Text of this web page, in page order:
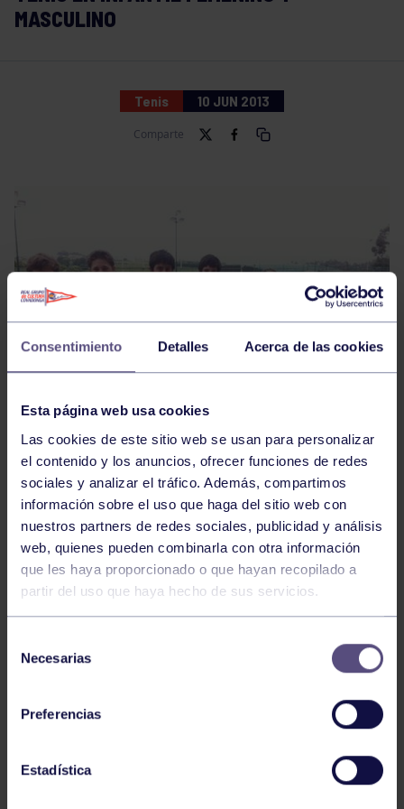
Consentimiento Detalles Acerca de las cookies
Esta página web usa cookies
Las cookies de este sitio web se usan para personalizar
el contenido y los anuncios, ofrecer funciones de redes
sociales y analizar el tráfico. Además, compartimos
información sobre el uso que haga del sitio web con
nuestros partners de redes sociales, publicidad y análisis
web, quienes pueden combinarla con otra información
que les haya proporcionado o que hayan recopilado a
partir del uso que haya hecho de sus servicios.
Necesarias
Preferencias
Estadística
MASCULINO
Tenis 10 JUN 2013
Comparte
Sigue la marcha imparable de la sección de tenis. En
esta ocasión fueron los equipos infantiles de tenis
femenino y masculino, que han logrado por tercer año
consecutivo los títulos regionales, al vencer en las
finales del Campeonato de Asturias por equipos
femenino al Centro Asturiano de la Habana 2/0 y
masculino al Real Club de tenis Avilés 3/2.
plaza de acceso al Campeonato de España por equipos
infantiles Trofeo Joan Compta, que se disputará en el
C. T. la Salut en Barcelona, a finales del mes de agosto.
Estos títulos regionales se unen a los conseguidos por